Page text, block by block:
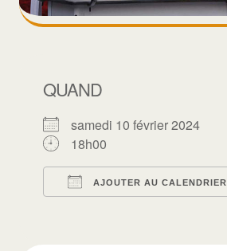
QUAND
samedi 10 février 2024
18h00
AJOUTER AU CALENDRIER